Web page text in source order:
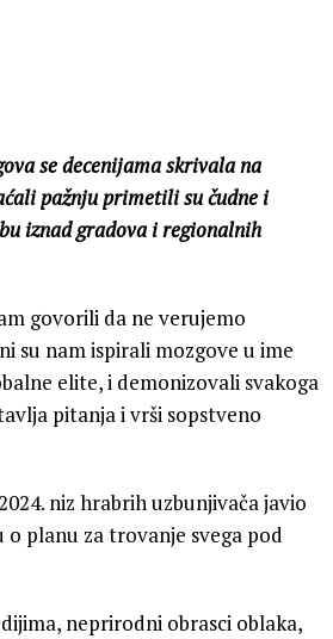
se decenijama skrivala na
pažnju primetili su čudne i
iznad gradova i regionalnih
govorili da ne verujemo
su nam ispirali mozgove u ime
elite, i demonizovali svakoga
pitanja i vrši sopstveno
niz hrabrih uzbunjivača javio
o planu za trovanje svega pod
neprirodni obrasci oblaka,